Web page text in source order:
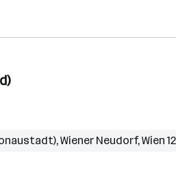
,Wiener Neudorf,Wien